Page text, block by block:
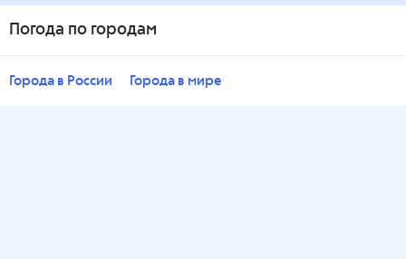
Погода по городам
Города в России Города в мире